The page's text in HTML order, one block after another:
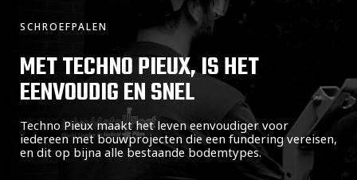
SCHROEFPALEN
MET TECHNO PIEUX, IS HET
EENVOUDIG EN SNEL
Techno Pieux maakt het leven eenvoudiger voor
iedereen met bouwprojecten die een fundering vereisen,
en dit op bijna alle bestaande bodemtypes.